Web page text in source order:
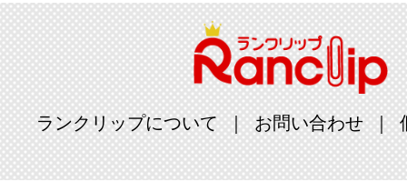
ランクリップについて お問い合わせ